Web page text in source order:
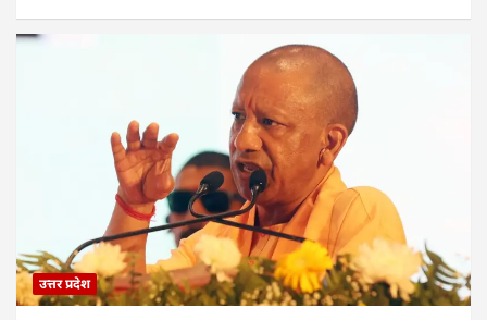
उत्तर प्रदेश